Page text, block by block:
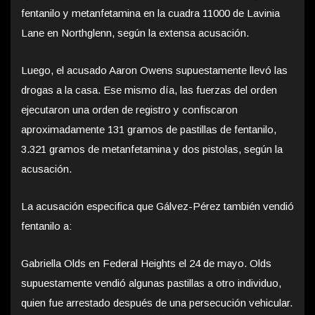
fentanilo y metanfetamina en la cuadra 11000 de Lavinia
Lane en Northglenn, según la extensa acusación.
Luego, el acusado Aaron Owens supuestamente llevó las
drogas a la casa. Ese mismo día, las fuerzas del orden
ejecutaron una orden de registro y confiscaron
aproximadamente 131 gramos de pastillas de fentanilo,
3.321 gramos de metanfetamina y dos pistolas, según la
acusación.
La acusación especifica que Gálvez-Pérez también vendió
fentanilo a:
Gabriella Olds en Federal Heights el 24 de mayo. Olds
supuestamente vendió algunas pastillas a otro individuo,
quien fue arrestado después de una persecución vehicular.